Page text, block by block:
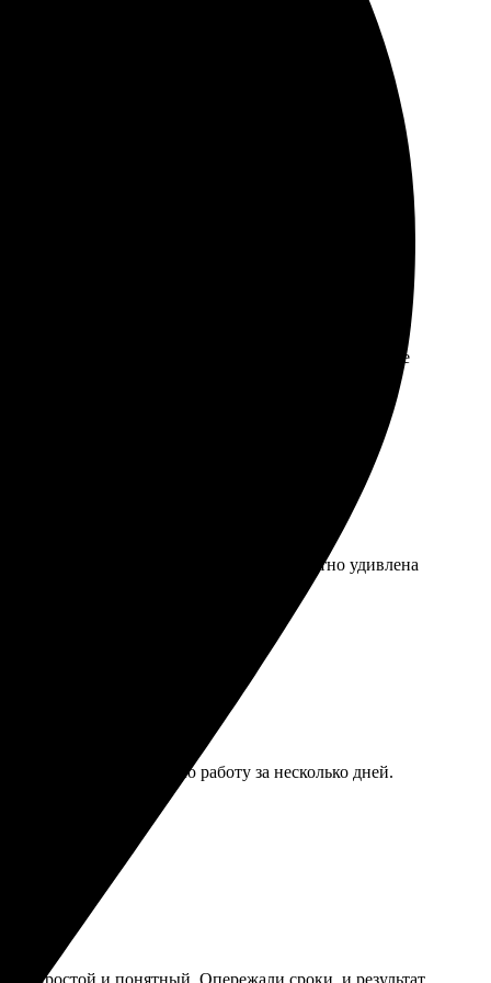
оформления прост, всё интуитивно понятно.
Оплатила онлайн, через пару дней забрала
с выбором. Обязательно буду обращаться снова, уже
качество на высшем уровне, приятно удивлена
получил готовую работу за несколько дней.
и качество!